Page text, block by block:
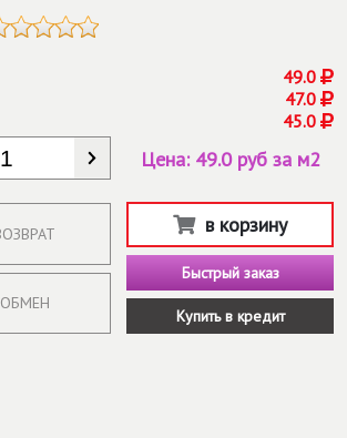
49.0
47.0
45.0
*
ОБМЕН
Цена: 49.0 руб за м2
в корзину
Быстрый заказ
Купить в кредит